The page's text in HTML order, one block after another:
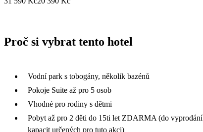
Proč si vybrat tento hotel
Vodní park s tobogány, několik bazénů
Pokoje Suite až pro 5 osob
Vhodné pro rodiny s dětmi
Pobyt až pro 2 děti do 15ti let ZDARMA (do vyprodání
kapacit určených pro tuto akci)